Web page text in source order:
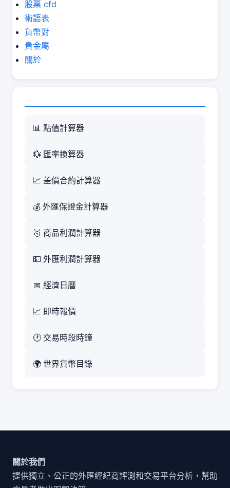
股票 cfd
術語表
貨幣對
貴金屬
關於
📊 點值計算器
💱 匯率換算器
📈 差價合約計算器
💰 外匯保證金計算器
🥇 商品利潤計算器
💵 外匯利潤計算器
📅 經濟日曆
📈 即時報價
🕐 交易時段時鐘
🌍 世界貨幣目錄
關於我們
提供獨立、公正的外匯經紀商評測和交易平台分析，幫助